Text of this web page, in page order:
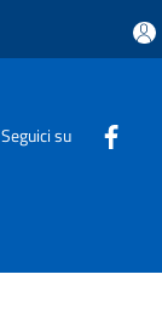
Seguici su